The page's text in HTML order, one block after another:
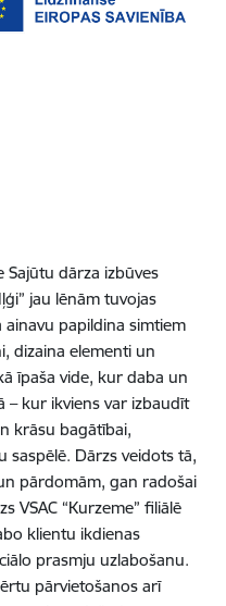
Sajūtu dārza izbūves
jau lēnām tuvojas
ainavu papildina simtiem
dizaina elementi un
īpaša vide, kur daba un
– kur ikviens var izbaudīt
krāsu bagātībai,
saspēlē. Dārzs veidots tā,
pārdomām, gan radošai
VSAC “Kurzeme” filiālē
klientu ikdienas
prasmju uzlabošanu.
pārvietošanos arī